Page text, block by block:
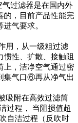
过滤器是在国内外
的，目前产品性能完
气要求。
用，从一级粗过滤
性、扩散、接触阻
上，洁净空气通过密
气口⑥再从净气出
吸附在高效过滤筒
过程， 当阻损值超
自洁过程（反吹时